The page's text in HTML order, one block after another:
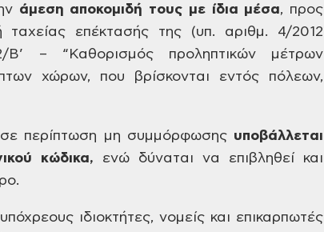
άμεση αποκομιδή τους με ίδια μέσα, προς
επέκτασής της (υπ. αριθμ. 4/2012
Β’ – “Καθορισμός προληπτικώνμέτρων
χώρων, που βρίσκονται εντός πόλεων,
περίπτωση μη συμμόρφωσης υποβάλλεται
κώδικα, ενώδύναται να επιβληθεί και
ιδιοκτήτες, νομείς και επικαρπωτές